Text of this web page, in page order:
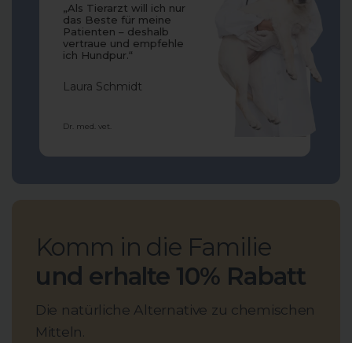
„Als Tierarzt will ich nur
das Beste für meine
Patienten – deshalb
vertraue und empfehle
ich Hundpur.“
Laura Schmidt
Dr. med. vet.
Komm in die Familie
und erhalte 10% Rabatt
Die natürliche Alternative zu chemischen
Mitteln.